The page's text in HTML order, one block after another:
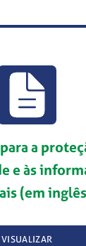
a
e às
(em
VISUALIZAR